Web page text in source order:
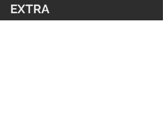
EXTRA